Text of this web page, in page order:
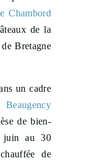
Chambord
de la
Bretagne
un cadre
de bien-
juin au 30
de